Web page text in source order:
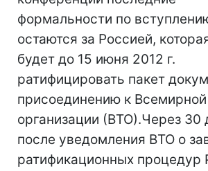
формальности по
остаются за Россией,
будет до 15 июня 2012 г.
ратифицировать пакет
присоединению к Всемирной
организации (ВТО).Через 30
после уведомления ВТО о
ратификационных процедур